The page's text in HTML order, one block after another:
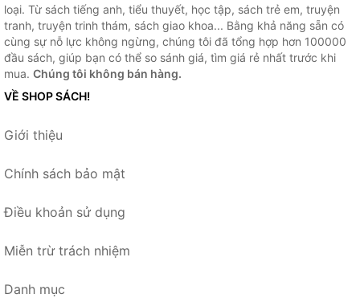
loại. Từ sách tiếng anh, tiểu thuyết, học tập, sách trẻ em, truyện
tranh, truyện trinh thám, sách giao khoa... Bằng khả năng sẵn có
cùng sự nỗ lực không ngừng, chúng tôi đã tổng hợp hơn 100000
đầu sách, giúp bạn có thể so sánh giá, tìm giá rẻ nhất trước khi
mua. Chúng tôi không bán hàng.
VỀ SHOP SÁCH!
Giới thiệu
Chính sách bảo mật
Điều khoản sử dụng
Miễn trừ trách nhiệm
Danh mục